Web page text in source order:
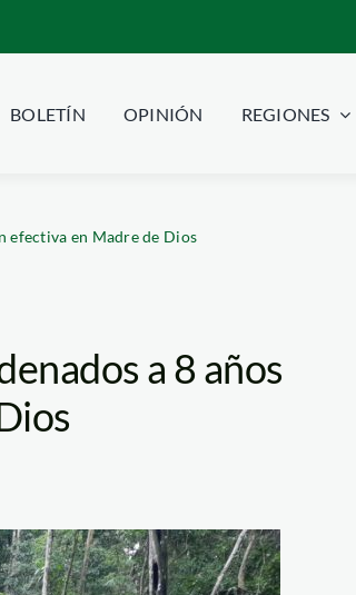
BOLETÍN OPINIÓN REGIONES
efectiva en Madre de Dios
a 8 años